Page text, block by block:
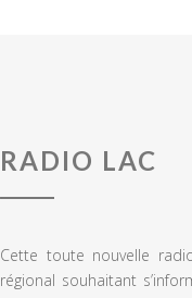
RADIO LAC
Cette toute nouvelle
régional souhaitant